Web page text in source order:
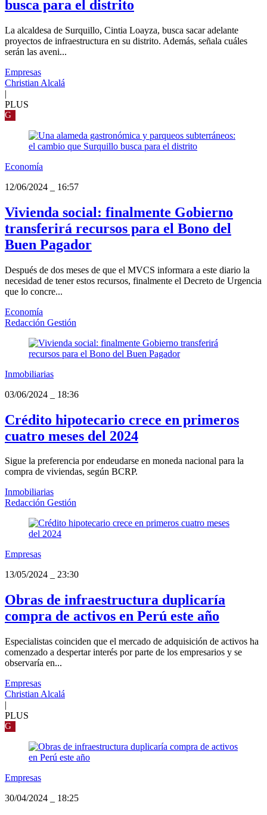
busca para el distrito
La alcaldesa de Surquillo, Cintia Loayza, busca sacar adelante
proyectos de infraestructura en su distrito. Además, señala cuáles
serán las aveni...
Empresas
Christian Alcalá
|
PLUS
G
Economía
12/06/2024
16:57
Vivienda social: finalmente Gobierno
transferirá recursos para el Bono del
Buen Pagador
Después de dos meses de que el MVCS informara a este diario la
necesidad de tener estos recursos, finalmente el Decreto de Urgencia
que lo concre...
Economía
Redacción Gestión
Inmobiliarias
03/06/2024
18:36
Crédito hipotecario crece en primeros
cuatro meses del 2024
Sigue la preferencia por endeudarse en moneda nacional para la
compra de viviendas, según BCRP.
Inmobiliarias
Redacción Gestión
Empresas
13/05/2024
23:30
Obras de infraestructura duplicaría
compra de activos en Perú este año
Especialistas coinciden que el mercado de adquisición de activos ha
comenzado a despertar interés por parte de los empresarios y se
observaría en...
Empresas
Christian Alcalá
|
PLUS
G
Empresas
30/04/2024
18:25